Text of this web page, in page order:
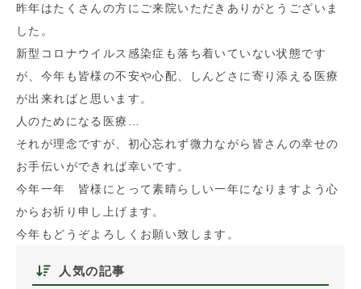
昨年はたくさんの方にご来院いただきありがとうございま
した。
新型コロナウイルス感染症も落ち着いていない状態です
が、今年も皆様の不安や心配、しんどさに寄り添える医療
が出来ればと思います。
人のためになる医療…
それが理念ですが、初心忘れず微力ながら皆さんの幸せの
お手伝いができれば幸いです。
今年一年 皆様にとって素晴らしい一年になりますよう心
からお祈り申し上げます。
今年もどうぞよろしくお願い致します。
人気の記事